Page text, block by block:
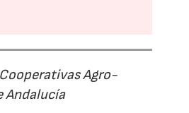
Agro-
Andalucía